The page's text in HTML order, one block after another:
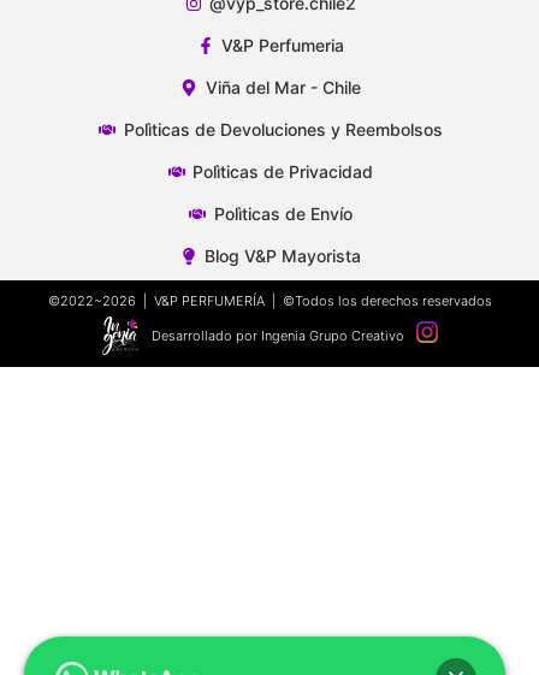
V&P Perfumeria
Viña del Mar - Chile
Polìticas de Devoluciones y Reembolsos
Polìticas de Privacidad
Polìticas de Envío
Blog V&P Mayorista
©2022~2026 | V&P PERFUMERÍA | ©Todos los derechos reservados
Desarrollado por Ingenia Grupo Creativo